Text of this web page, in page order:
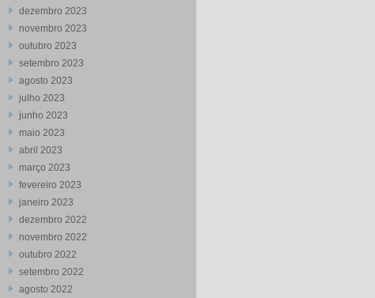
dezembro 2023
novembro 2023
outubro 2023
setembro 2023
agosto 2023
julho 2023
junho 2023
maio 2023
abril 2023
março 2023
fevereiro 2023
janeiro 2023
dezembro 2022
novembro 2022
outubro 2022
setembro 2022
agosto 2022